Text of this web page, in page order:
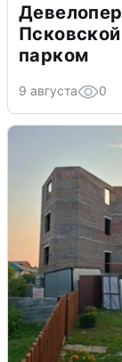
парком
9 августа 0